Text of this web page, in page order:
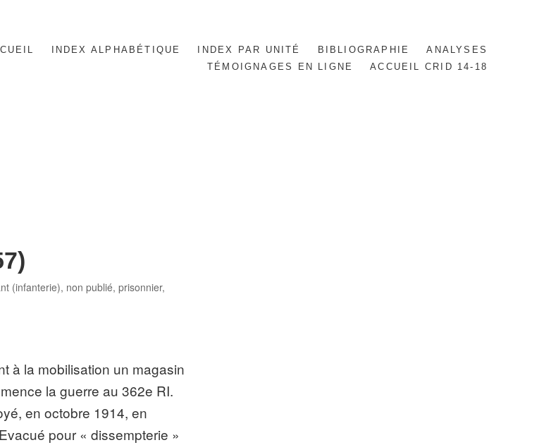
INDEX ALPHABÉTIQUE INDEX PAR UNITÉ BIBLIOGRAPHIE
ANALYSES
TÉMOIGNAGES EN LIGNE
ACCUEIL CRID 14-18
(infanterie), non publié,prisonnier,
à la mobilisation un magasin
la guerre au 362e RI.
en octobre 1914, en
pour « dissempterie »